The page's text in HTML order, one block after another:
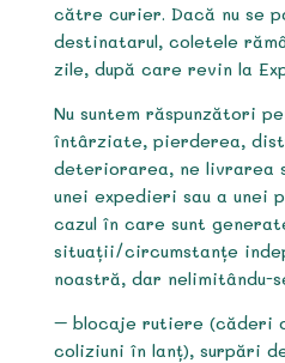
către curier. Dacă nu se
destinatarul, coletele
zile, după care revin la
Nu suntem răspunzători
întârziate, pierderea,
deteriorarea, ne livrarea
unei expedieri sau a unei
cazul în care sunt
situații/circumstanțe
noastră, dar nelimitându-
– blocaje rutiere (căderi
coliziuni în lanț), surpări